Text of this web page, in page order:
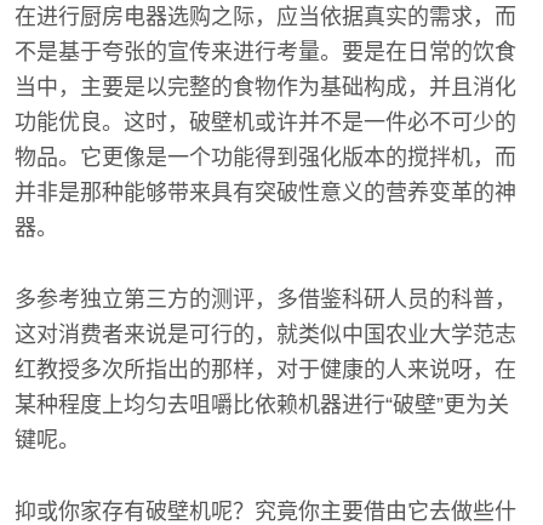
在进行厨房电器选购之际，应当依据真实的需求，而
不是基于夸张的宣传来进行考量。要是在日常的饮食
当中，主要是以完整的食物作为基础构成，并且消化
功能优良。这时，破壁机或许并不是一件必不可少的
物品。它更像是一个功能得到强化版本的搅拌机，而
并非是那种能够带来具有突破性意义的营养变革的神
器。
多参考独立第三方的测评，多借鉴科研人员的科普，
这对消费者来说是可行的，就类似中国农业大学范志
红教授多次所指出的那样，对于健康的人来说呀，在
某种程度上均匀去咀嚼比依赖机器进行“破壁”更为关
键呢。
抑或你家存有破壁机呢？究竟你主要借由它去做些什